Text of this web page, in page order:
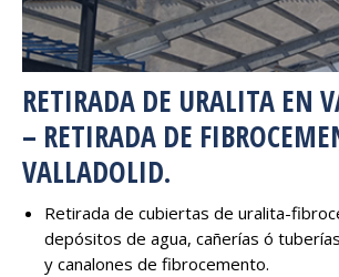
RETIRADA DE URALITA EN
– RETIRADA DE
VALLADOLID.
Retirada de cubiertas de uralita-
depósitos de agua, cañerías ó
y canalones de fibrocemento.